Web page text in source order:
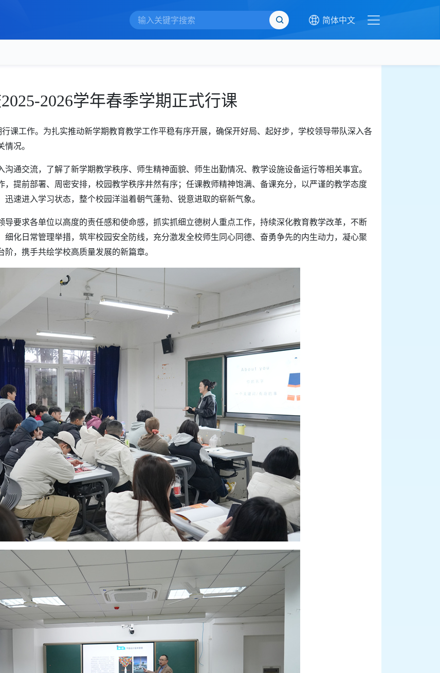
简体中文
2025-2026学年春季学期正式行课
课工作。为扎实推动新学期教育教学工作平稳有序开展，确保开好局、起好步，学校领导带队深入各
情况。
通交流，了解了新学期教学秩序、师生精神面貌、师生出勤情况、教学设施设备运行等相关事宜。
提前部署、周密安排，校园教学秩序井然有序；任课教师精神饱满、备课充分，以严谨的教学态度
速进入学习状态，整个校园洋溢着朝气蓬勃、锐意进取的崭新气象。
要求各单位以高度的责任感和使命感，抓实抓细立德树人重点工作，持续深化教育教学改革，不断
化日常管理举措，筑牢校园安全防线，充分激发全校师生同心同德、奋勇争先的内生动力，凝心聚
，携手共绘学校高质量发展的新篇章。